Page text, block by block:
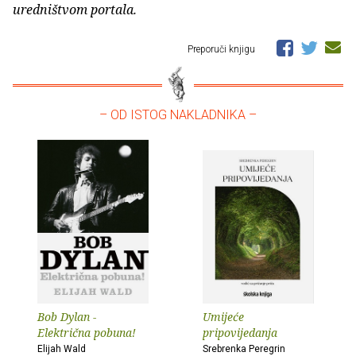
uredništvom portala.
Preporuči knjigu
– OD ISTOG NAKLADNIKA –
Bob Dylan -
Električna pobuna!
Elijah Wald
Umijeće
pripovijedanja
Srebrenka Peregrin